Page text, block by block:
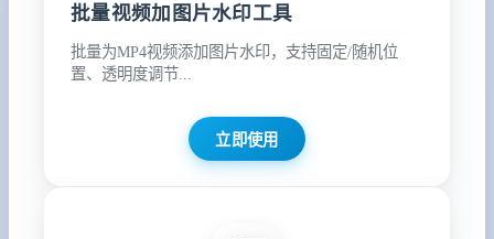
批量视频加图片水印工具
批量为MP4视频添加图片水印，支持固定/随机位
置、透明度调节...
立即使用